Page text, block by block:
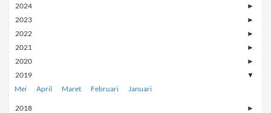
2024 ►
2023 ►
2022 ►
2021 ►
2020 ►
2019 ▼
Mei April Maret Februari Januari
2018 ►